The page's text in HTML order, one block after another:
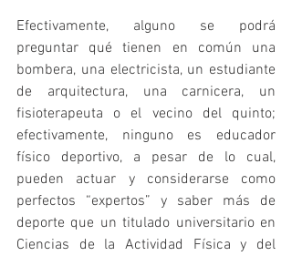
Efectivamente, alguno se podrá
preguntar qué tienen en común una
bombera, una electricista, un estudiante
de arquitectura, una carnicera, un
fisioterapeuta o el vecino del quinto;
efectivamente, ninguno es educador
físico deportivo, a pesar de lo cual,
pueden actuar y considerarse como
perfectos “expertos” y saber más de
deporte que un titulado universitario en
Ciencias de la Actividad Física y del